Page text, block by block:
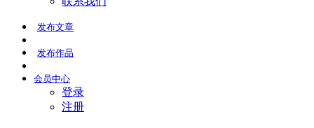
发布文章
发布作品
会员中心
登录
注册